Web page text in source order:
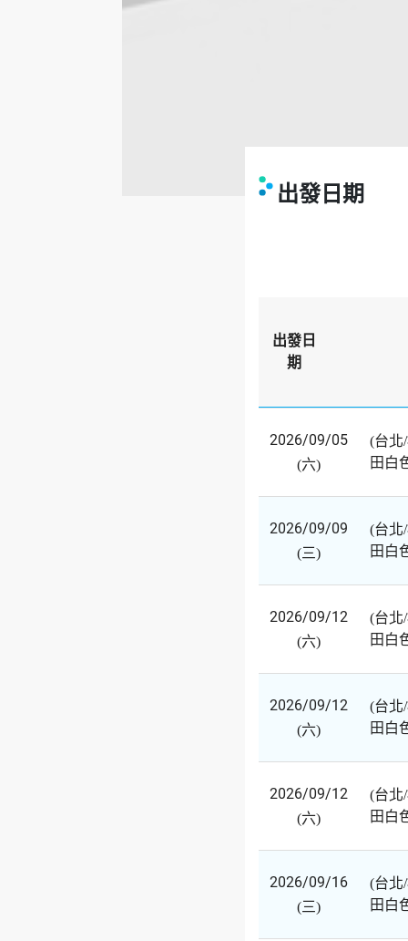
出發日期
出發日
期
2026/09/05
(六)
(台北
田白
2026/09/09
(三)
(台北
田白
2026/09/12
(六)
(台北
田白
2026/09/12
(六)
(台北
田白
2026/09/12
(六)
(台北
田白
2026/09/16
(三)
(台北
田白